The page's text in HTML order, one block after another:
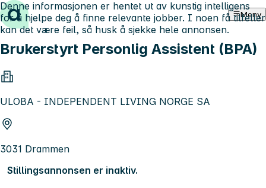
Hopp til innhold Meny
Brukerstyrt Personlig Assistent (BPA)
ULOBA - INDEPENDENT LIVING NORGE SA
3031 Drammen
Stillingsannonsen er inaktiv.
Denne informasjonen er hentet ut av kunstig intelligens
for å hjelpe deg å finne relevante jobber. I noen få tilfeller
kan det være feil, så husk å sjekke hele annonsen.